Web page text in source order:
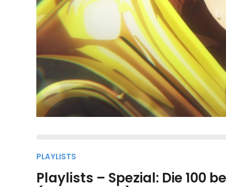
PLAYLISTS
Playlists – Spezial: Die 100